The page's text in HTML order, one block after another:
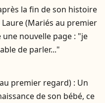
la fin de son histoire
(Mariés au premier
nouvelle page : "je
de parler..."
premier regard) : Un
de son bébé, ce